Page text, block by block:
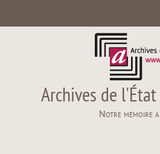
Archives de
Notre mémoire